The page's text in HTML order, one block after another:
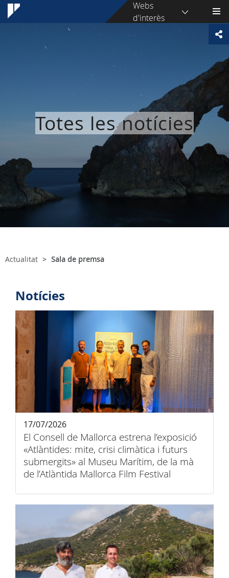
Webs
d'interès
Totes les notícies
Actualitat Sala de premsa
Notícies
El Consell de Mallorca estrena l’exposició
«Atlàntides: mite, crisi climàtica i futurs
submergits» al Museu Marítim, de la mà
de l’Atlàntida Mallorca Film Festival
17/07/2026